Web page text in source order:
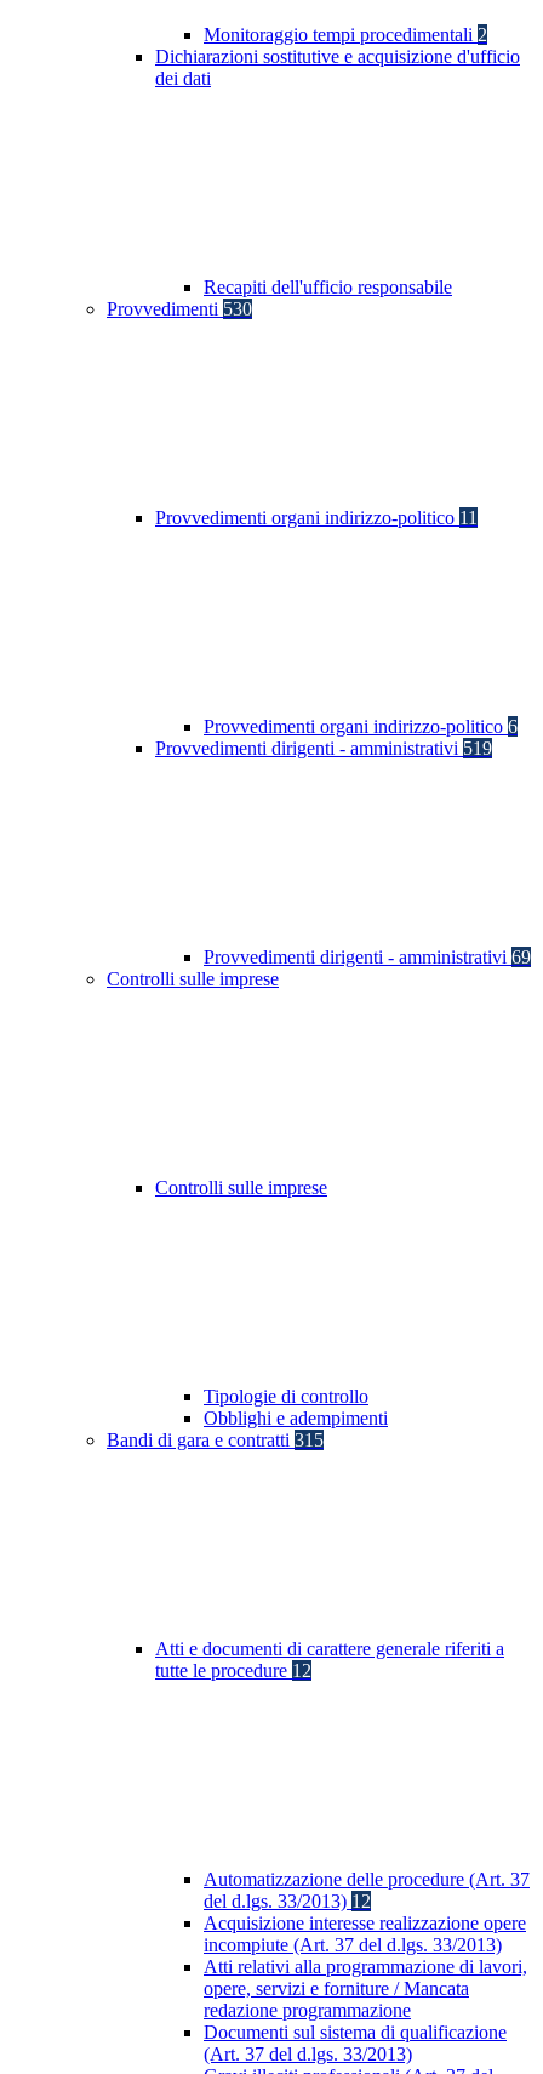
Monitoraggio tempi procedimentali 2
Dichiarazioni sostitutive e acquisizione d'ufficio
dei dati
Recapiti dell'ufficio responsabile
Provvedimenti 530
Provvedimenti organi indirizzo-politico 11
Provvedimenti organi indirizzo-politico 6
Provvedimenti dirigenti - amministrativi 519
Provvedimenti dirigenti - amministrativi 69
Controlli sulle imprese
Controlli sulle imprese
Tipologie di controllo
Obblighi e adempimenti
Bandi di gara e contratti 315
Atti e documenti di carattere generale riferiti a
tutte le procedure 12
Automatizzazione delle procedure (Art. 37
del d.lgs. 33/2013) 12
Acquisizione interesse realizzazione opere
incompiute (Art. 37 del d.lgs. 33/2013)
Atti relativi alla programmazione di lavori,
opere, servizi e forniture / Mancata
redazione programmazione
Documenti sul sistema di qualificazione
(Art. 37 del d.lgs. 33/2013)